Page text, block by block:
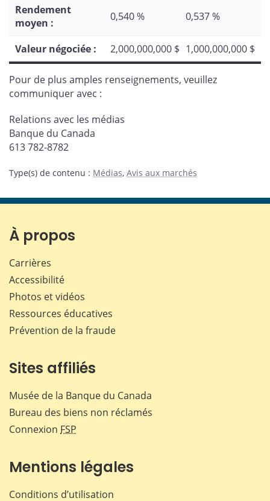
Rendement
moyen :
0,540 % 0,537 %
Valeur négociée : 2,000,000,000 $ 1,000,000,000 $
Pour de plus amples renseignements, veuillez
communiquer avec :
Relations avec les médias
Banque du Canada
613 782-8782
Type(s) de contenu : Médias, Avis aux marchés
À propos
Carrières
Accessibilité
Photos et vidéos
Ressources éducatives
Prévention de la fraude
Sites affiliés
Musée de la Banque du Canada
Bureau des biens non réclamés
Connexion FSP
Mentions légales
Conditions d’utilisation